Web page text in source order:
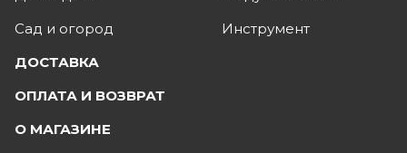
Сад и огород
Инструмент
ДОСТАВКА
ОПЛАТА И ВОЗВРАТ
О МАГАЗИНЕ